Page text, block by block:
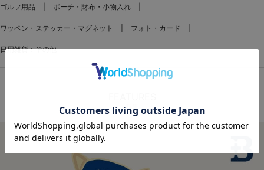
ゴルフ用品 ポーチ・財布・小物入れ
ワッペン・ステッカー・マグネット フォト・カード
日用雑貨：その他
FEATURES